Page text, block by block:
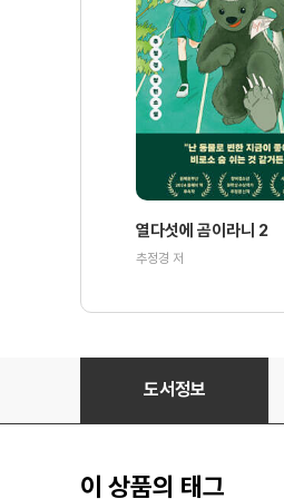
열다섯에 곰이라니 2
추정경 저
열다섯에 곰이라니
도서정보
이 상품의 태그